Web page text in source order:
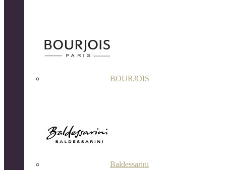
BOURJOIS
Baldessarini